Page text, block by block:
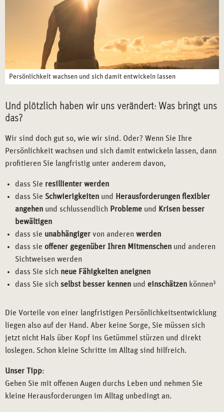
Persönlichkeit wachsen und sich damit entwickeln lassen
Und plötzlich haben wir uns verändert: Was bringt uns
das?
Wir sind doch gut so, wie wir sind. Oder? Wenn Sie Ihre
Persönlichkeit wachsen und sich damit entwickeln lassen, dann
profitieren Sie langfristig unter anderem davon,
dass Sie resillienter werden
dass Sie Schwierigkeiten und Herausforderungen flexibler
angehen und schlussendlich Probleme und Krisen besser
bewältigen
dass sie unabhängiger von anderen werden
dass sie offener gegenüber Ihren Mitmenschen und anderen
Sichtweisen werden
dass Sie sich neue Fähigkeiten aneignen
dass Sie sich selbst besser kennen und einschätzen können3
Die Vorteile von einer langfristigen Persönlichkeitsentwicklung
liegen also auf der Hand. Aber keine Sorge, Sie müssen sich
jetzt nicht Hals über Kopf ins Getümmel stürzen und direkt
loslegen. Schon kleine Schritte im Alltag sind hilfreich.
Unser Tipp:
Gehen Sie mit offenen Augen durchs Leben und nehmen Sie
kleine Herausforderungen im Alltag unbedingt an.